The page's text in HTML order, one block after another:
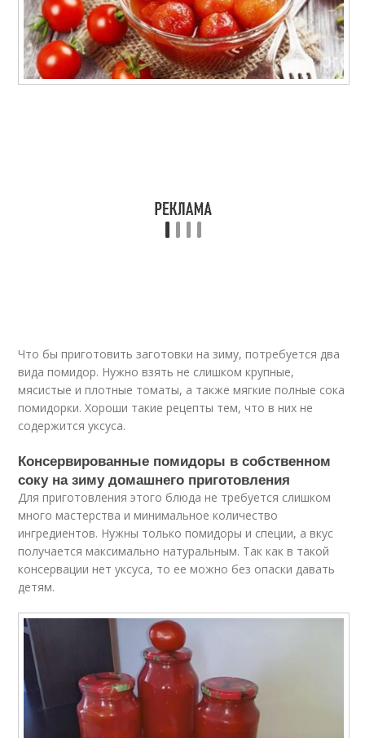
Что бы приготовить заготовки на зиму, потребуется два
вида помидор. Нужно взять не слишком крупные,
мясистые и плотные томаты, а также мягкие полные сока
помидорки. Хороши такие рецепты тем, что в них не
содержится уксуса.
Консервированные помидоры в собственном
соку на зиму домашнего приготовления
Для приготовления этого блюда не требуется слишком
много мастерства и минимальное количество
ингредиентов. Нужны только помидоры и специи, а вкус
получается максимально натуральным. Так как в такой
консервации нет уксуса, то ее можно без опаски давать
детям.